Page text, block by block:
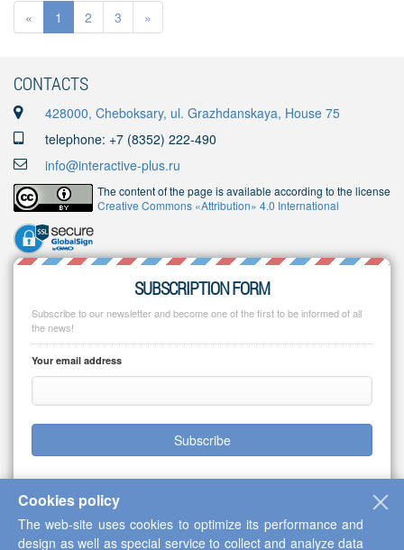
« 1 2 3 »
CONTACTS
428000, Cheboksary, ul. Grazhdanskaya, House 75
telephone: +7 (8352) 222-490
info@interactive-plus.ru
The content of the page is available according to the license
Creative Commons «Attribution» 4.0 International
SUBSCRIPTION FORM
Subscribe to our newsletter and become one of the first to be informed of all
the news!
Your email address
Subscribe
Copyright © 2013-2026 Scientific Cooperation Center "Interactive Plus"
Cookies policy
The web-site uses cookies to optimize its performance and
design as well as special service to collect and analyze data